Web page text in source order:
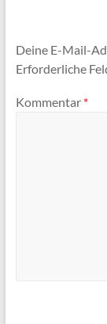
Deine E-Mail-
Erforderliche
Kommentar *